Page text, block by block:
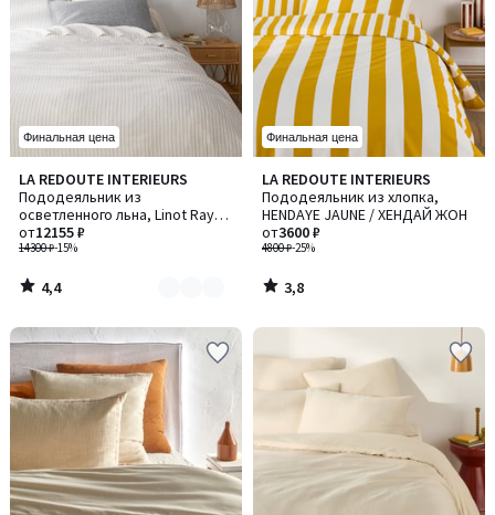
Финальная цена
LA REDOUTE INTERIEURS
Пододеяльник из
осветленного льна, Linot Rayé /
Линот Райе
14300 ₽-15%
от12155 ₽
4,4
/ 5
Количество
цветов:
2
4,4
/
Финальная цена
LA REDOUTE INTERIEURS
Пододеяльник из хлопка,
HENDAYE JAUNE / ХЕНДАЙ ЖОН
4800 ₽-25%
от3600 ₽
3,8
/ 5
3,8
/